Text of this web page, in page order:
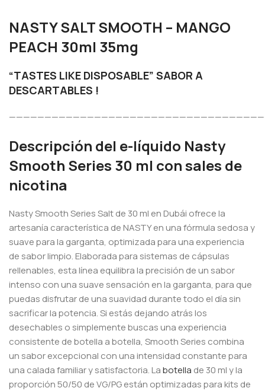
NASTY SALT SMOOTH – MANGO
PEACH 30ml 35mg
“TASTES LIKE DISPOSABLE” SABOR A
DESCARTABLES !
Descripción del e-líquido Nasty
Smooth Series 30 ml con sales de
nicotina
Nasty Smooth Series Salt de 30 ml en Dubái ofrece la
artesanía característica de NASTY en una fórmula sedosa y
suave para la garganta, optimizada para una experiencia
de sabor limpio. Elaborada para sistemas de cápsulas
rellenables, esta línea equilibra la precisión de un sabor
intenso con una suave sensación en la garganta, para que
puedas disfrutar de una suavidad durante todo el día sin
sacrificar la potencia. Si estás dejando atrás los
desechables o simplemente buscas una experiencia
consistente de botella a botella, Smooth Series combina
un sabor excepcional con una intensidad constante para
una calada familiar y satisfactoria.Labotella de 30 ml y la
proporción 50/50 de VG/PG están optimizadas para kits de